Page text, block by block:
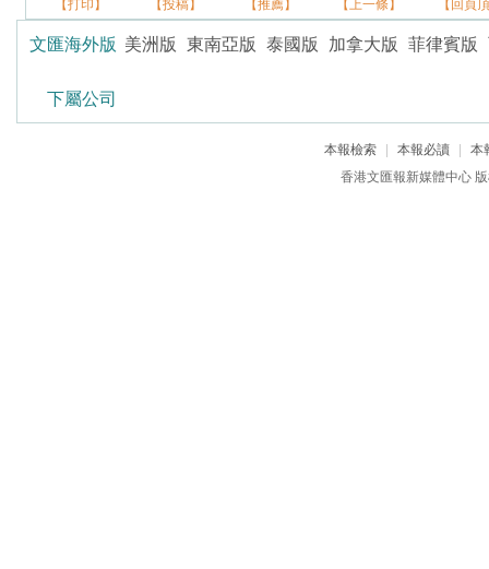
【打印】 【投稿】 【推薦】 【上一條】 【回頁
文匯海外版 美洲版 東南亞版 泰國版 加拿大版 菲律賓版
下屬公司
本報檢索 本報必讀
本
香港文匯報新媒體中心